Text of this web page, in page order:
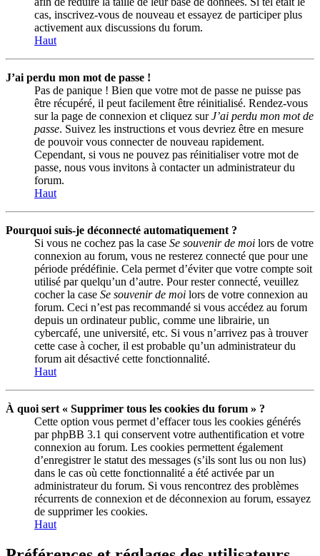
cas, inscrivez-vous de nouveau et essayez de participer plus
activement aux discussions du forum.
Haut
J’ai perdu mon mot de passe !
Pas de panique ! Bien que votre mot de passe ne puisse pas
être récupéré, il peut facilement être réinitialisé. Rendez-vous
sur la page de connexion et cliquez surJ’ai perdu mon mot de
passe. Suivez les instructions et vous devriez être en mesure
de pouvoir vous connecter de nouveau rapidement.
Cependant, si vous ne pouvez pas réinitialiser votre mot de
passe, nous vous invitons à contacter un administrateur du
forum.
Haut
Pourquoi suis-je déconnecté automatiquement ?
Si vous ne cochez pas la case Se souvenir de moi lors de votre
connexion au forum, vous ne resterez connecté que pour une
période prédéfinie. Cela permet d’éviter que votre compte soit
utilisé par quelqu’un d’autre. Pour rester connecté, veuillez
cocher la case Se souvenir de moi lors de votre connexion au
forum. Ceci n’est pas recommandé si vous accédez au forum
depuis un ordinateur public, comme une librairie, un
cybercafé, une université, etc. Si vous n’arrivez pas à trouver
cette case à cocher, il est probable qu’un administrateur du
forum ait désactivé cette fonctionnalité.
Haut
À quoi sert « Supprimer tous les cookies du forum » ?
Cette option vous permet d’effacer tous les cookies générés
par phpBB 3.1 qui conservent votre authentification et votre
connexion au forum. Les cookies permettent également
d’enregistrer le statut des messages (s’ils sont lus ou non lus)
dans le cas où cette fonctionnalité a été activée par un
administrateur du forum. Si vous rencontrez des problèmes
récurrents de connexion et de déconnexion au forum, essayez
de supprimer les cookies.
Haut